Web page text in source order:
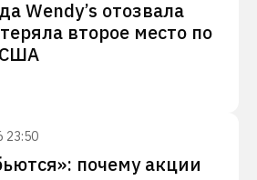
Wendy’s отозвала
второе место по
23:50
почему акции